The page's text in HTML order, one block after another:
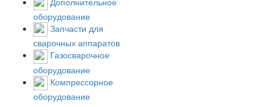
оборудование
Запчасти для
сварочных аппаратов
Газосварочное
оборудование
Компрессорное
оборудование